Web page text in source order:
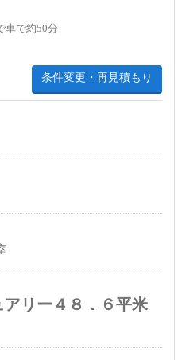
車で約50分
条件変更・再見積もり
リー４８．６平米